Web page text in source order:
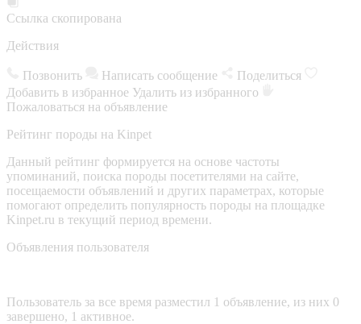
Ссылка скопирована
Действия
Позвонить Написать сообщение
Поделиться
Добавить в избранное Удалить из избранного
Пожаловаться на объявление
Рейтинг породы на Kinpet
Данный рейтинг формируется на основе частоты
упоминаний, поиска породы посетителями на сайте,
посещаемости объявлений и других параметрах, которые
помогают определить популярность породы на площадке
Kinpet.ru в текущий период времени.
Объявления пользователя
Пользователь за все время разместил 1 объявление, из них 0
завершено, 1 активное.